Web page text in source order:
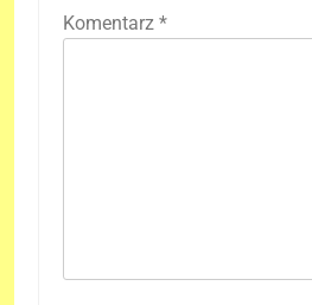
Komentarz *